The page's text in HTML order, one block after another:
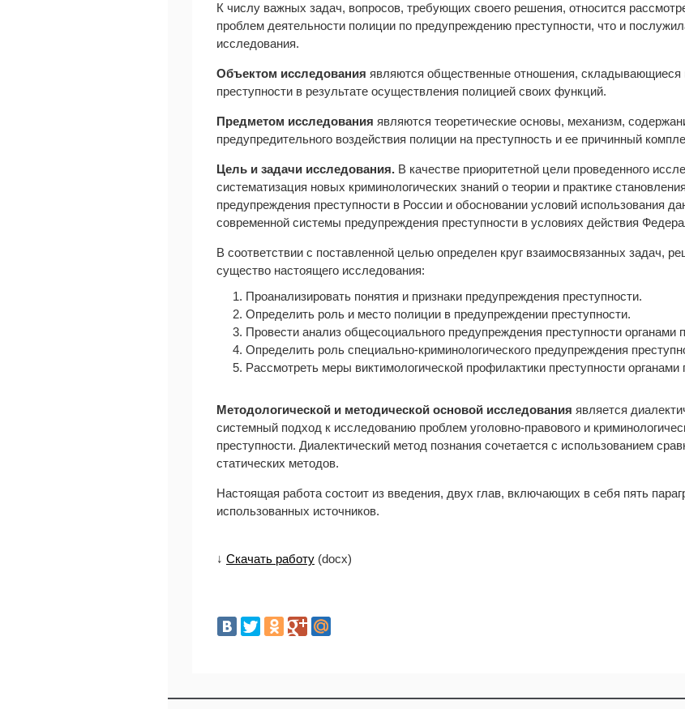
К числу важных задач, вопросов, требующих своего решения, относится
проблем деятельности полиции по предупреждению преступности, что и
исследования.
Объектом исследования являются общественные отношения, складывающиеся
преступности в результате осуществления полицией своих функций.
Предметом исследования являются теоретические основы, механизм,
предупредительного воздействия полиции на преступность и ее причинный
Цель и задачи исследования. В качестве приоритетной цели проведенного
систематизация новых криминологических знаний о теории и практике
предупреждения преступности в России и обосновании условий использования
современной системы предупреждения преступности в условиях действия
В соответствии с поставленной целью определен круг взаимосвязанных задач,
существо настоящего исследования:
1. Проанализировать понятия и признаки предупреждения преступности.
2. Определить роль и место полиции в предупреждении преступности.
3. Провести анализ общесоциального предупреждения преступности органами
4. Определить роль специально-криминологического предупреждения
5. Рассмотреть меры виктимологической профилактики преступности органами
Методологической и методической основой исследования является
системный подход к исследованию проблем уголовно-правового и
преступности. Диалектический метод познания сочетается с использованием
статических методов.
Настоящая работа состоит из введения, двух глав, включающих в себя пять
использованных источников.
↓ Скачать работу (docx)